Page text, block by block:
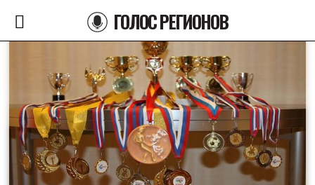
ГОЛОС РЕГИОНОВ